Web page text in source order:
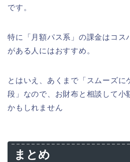
です。
特に「月額パス系」の課金はコス
がある人にはおすすめ。
とはいえ、あくまで「スムーズに
段」なので、お財布と相談して小
かもしれません
まとめ